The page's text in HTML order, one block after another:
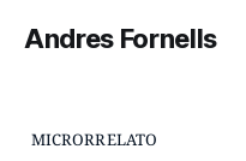
Andres Fornells
MICRORRELATO